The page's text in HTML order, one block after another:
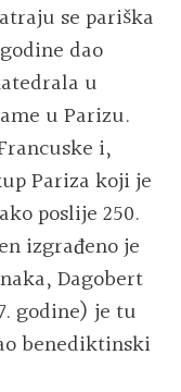
se pariška
dao
u
u Parizu.
i,
Pariza koji je
poslije 250.
izgrađeno je
Dagobert
godine) je tu
benediktinski